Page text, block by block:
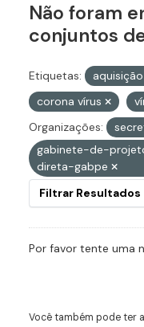
Não foram
conjuntos
Etiquetas: aquisição
corona vírus
Organizações:
gabinete-de-
direta-gabpe
Filtrar Resultados
Por favor tente uma
Você também pode ter